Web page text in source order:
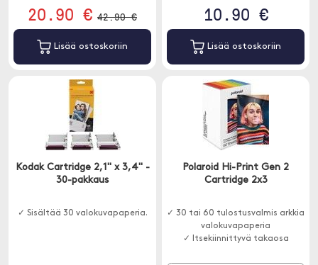
20.90 € 42.90 €
Lisää ostoskoriin
10.90 €
Lisää ostoskoriin
Kodak Cartridge 2,1" x 3,4" -
30-pakkaus
✓ Sisältää 30 valokuvapaperia.
Polaroid Hi-Print Gen 2
Cartridge 2x3
✓ 30 tai 60 tulostusvalmis arkkia
valokuvapaperia
✓ Itsekiinnittyvä takaosa